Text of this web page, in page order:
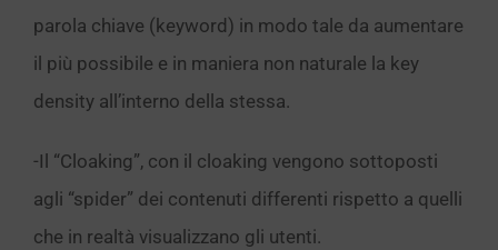
parola chiave (keyword) in modo tale da aumentare
il più possibile e in maniera non naturale la key
density all’interno della stessa.
-Il “Cloaking”, con il cloaking vengono sottoposti
agli “spider” dei contenuti differenti rispetto a quelli
che in realtà visualizzano gli utenti.